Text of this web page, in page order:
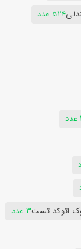
524 عدد
اتوکد تست3 عدد